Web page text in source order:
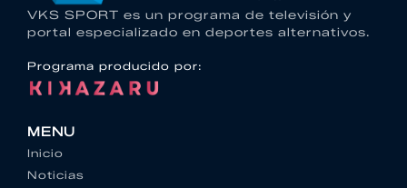
VKS SPORT es un programa de televisión y
portal especializado en deportes alternativos.
Programa producido por:
MENU
Inicio
Noticias